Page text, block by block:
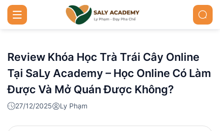
Review Khóa Học Trà Trái Cây Online
Tại SaLy Academy – Học Online Có Làm
Được Và Mở Quán Được Không?
27/12/2025 Ly Phạm